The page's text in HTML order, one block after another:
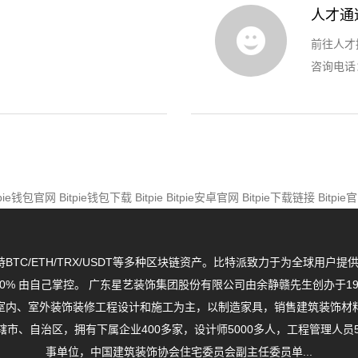
人才通
前往人
咨询电
钱包官网 Bitpie钱包下载 Bitpie Bitpie安卓官网 Bitpie下载链接 Bitpie
ETH/TRX/USDT等多种区块链资产。比特派致力于为全球用户提
由自己掌控。 广东星艺装饰集团股份有限公司由余静赣先生创办于
、室外装饰装修工程设计和施工为主，以制造家具，销售建筑装饰
、自治区，拥有下属企业400多家，设计师5000多人，工程管理人
事单位，中国建筑装饰协会住宅委员会副主任委员单...